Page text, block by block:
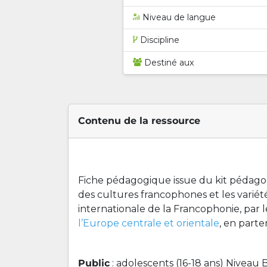
Niveau de langue
Discipline
Destiné aux
Contenu de la ressource
Fiche pédagogique issue du kit
des cultures francophones et les
internationale de la Francophonie, par
l’Europe centrale et orientale, en
Public : adolescents (16-18 ans) Niveau